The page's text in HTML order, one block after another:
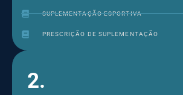
SUPLEMENTAÇÃO ESPORTIVA
PRESCRIÇÃO DE SUPLEMENTAÇÃO
2.